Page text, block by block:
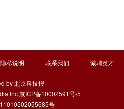
隐私说明 联系我们 诚聘英才
by 北京科技报
Inc.京ICP备10002591号-5
号